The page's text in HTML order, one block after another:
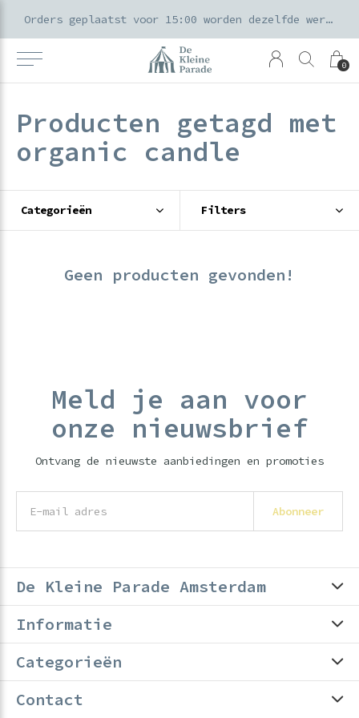
0
Orders geplaatst voor 15:00 worden dezelfde werkdag verzonden
Producten getagd met
organic candle
Categorieën Filters
Geen producten gevonden!
Meld je aan voor
onze nieuwsbrief
Ontvang de nieuwste aanbiedingen en promoties
Abonneer
De Kleine Parade Amsterdam
Informatie
Categorieën
Contact